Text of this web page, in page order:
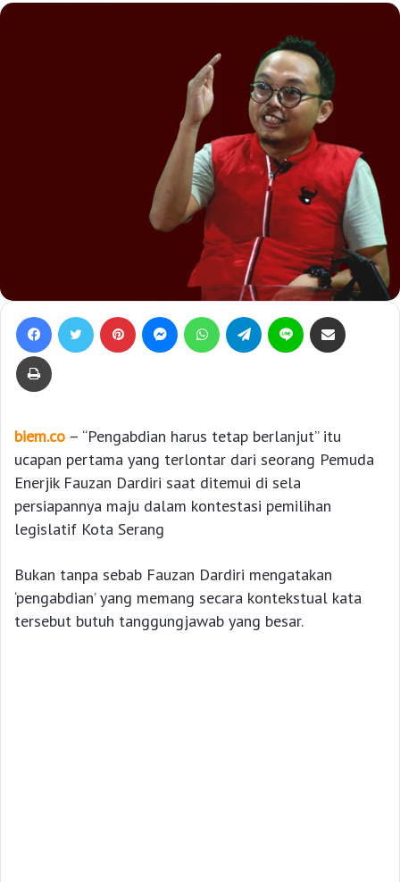
biem.co – “Pengabdian harus tetap berlanjut” itu
ucapan pertama yang terlontar dari seorang Pemuda
Enerjik Fauzan Dardiri saat ditemui di sela
persiapannya maju dalam kontestasi pemilihan
legislatif Kota Serang
Bukan tanpa sebab Fauzan Dardiri mengatakan
‘pengabdian’ yang memang secara kontekstual kata
tersebut butuh tanggungjawab yang besar.